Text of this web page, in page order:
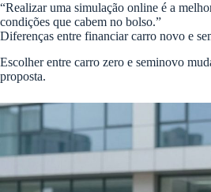
“Realizar uma simulação online é a
condições que cabem no bolso.”
Diferenças entre financiar carro novo e
Escolher entre carro zero e seminovo
proposta.